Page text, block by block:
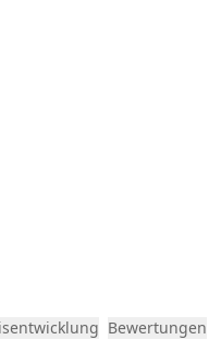
Bewertungen